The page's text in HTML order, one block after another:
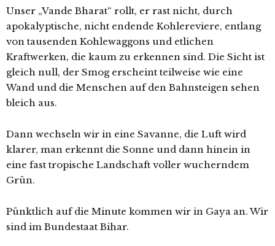
Unser „Vande Bharat“ rollt, er rast nicht, durch
apokalyptische, nicht endende Kohlereviere, entlang
von tausenden Kohlewaggons und etlichen
Kraftwerken, die kaum zu erkennen sind. Die Sicht ist
gleich null, der Smog erscheint teilweise wie eine
Wand und die Menschen auf den Bahnsteigen sehen
bleich aus.
Dann wechseln wir in eine Savanne, die Luft wird
klarer, man erkennt die Sonne und dann hinein in
eine fast tropische Landschaft voller wucherndem
Grün.
Pünktlich auf die Minute kommen wir in Gaya an. Wir
sind im Bundestaat Bihar.